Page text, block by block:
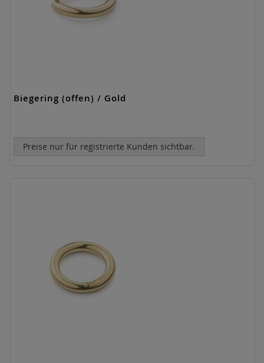
Biegering (offen) / Gold
Preise nur für registrierte Kunden sichtbar.